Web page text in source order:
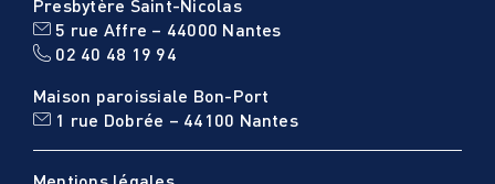
Presbytère Saint-Nicolas
5 rue Affre – 44000 Nantes
02 40 48 19 94
Maison paroissiale Bon-Port
1 rue Dobrée – 44100 Nantes